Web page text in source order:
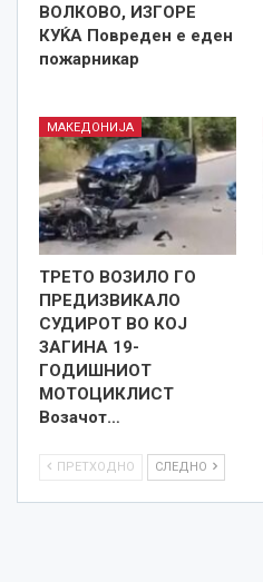
ВОЛКОВО, ИЗГОРЕ
КУЌА Повреден е еден
пожарникар
МАКЕДОНИЈА
ТРЕТО ВОЗИЛО ГО
ПРЕДИЗВИКАЛО
СУДИРОТ ВО КОЈ
ЗАГИНА 19-
ГОДИШНИОТ
МОТОЦИКЛИСТ
Возачот…
ПРЕТХОДНО СЛЕДНО